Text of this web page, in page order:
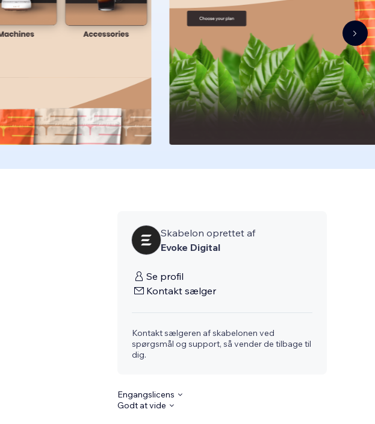
Skabelon oprettet af
Evoke Digital
Se profil
Kontakt sælger
Kontakt sælgeren af skabelonen ved
spørgsmål og support, så vender de tilbage til
dig.
Engangslicens
Godt at vide